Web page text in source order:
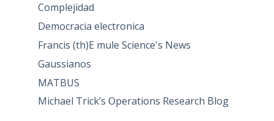
Complejidad
Democracia electronica
Francis (th)E mule Science's News
Gaussianos
MATBUS
Michael Trick’s Operations Research Blog